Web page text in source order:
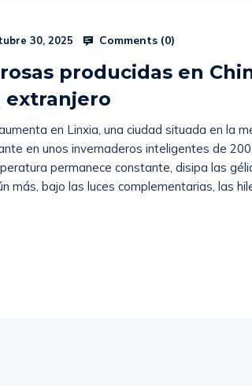
30, 2025 Comments (0)
producidas en
en Linxia, ​​una ciudad situada en la
en unos invernaderos inteligentes de
permanece constante, disipa las
más, bajo las luces complementarias, las